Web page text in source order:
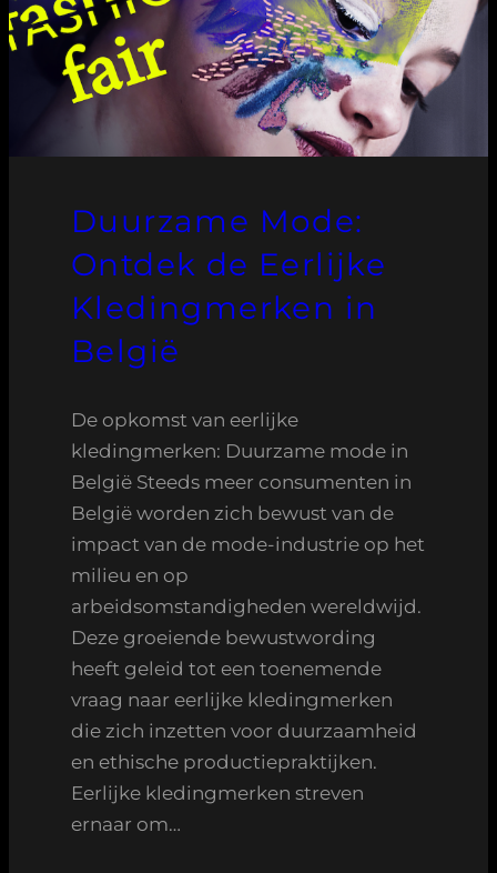
Duurzame Mode:
Ontdek de Eerlijke
Kledingmerken in
België
De opkomst van eerlijke
kledingmerken: Duurzame mode in
België Steeds meer consumenten in
België worden zich bewust van de
impact van de mode-industrie op het
milieu en op
arbeidsomstandigheden wereldwijd.
Deze groeiende bewustwording
heeft geleid tot een toenemende
vraag naar eerlijke kledingmerken
die zich inzetten voor duurzaamheid
en ethische productiepraktijken.
Eerlijke kledingmerken streven
ernaar om…